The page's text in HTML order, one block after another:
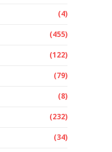
(4)
(455)
(122)
(79)
(8)
(232)
(34)